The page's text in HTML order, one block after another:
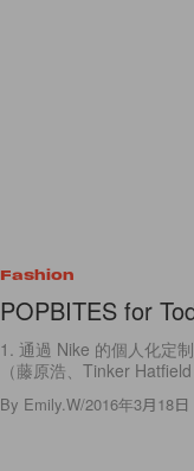
Fashion
POPBITES for
1. 通過 Nike 的個人化定
（藤原浩、Tinker
By Emily.W/2016年3月18日